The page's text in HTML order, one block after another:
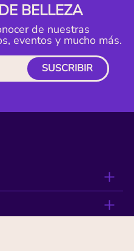
BELLEZA
de nuestras
eventos y mucho más.
SUSCRIBIR